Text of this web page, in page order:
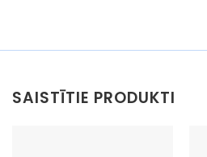
SAISTĪTIE PRODUKTI